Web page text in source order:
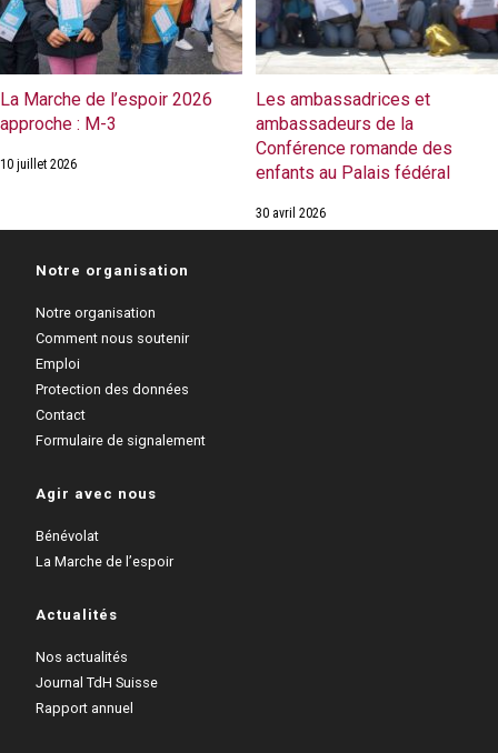
La Marche de l’espoir 2026
approche : M-3
10 juillet 2026
Les ambassadrices et
ambassadeurs de la
Conférence romande des
enfants au Palais fédéral
30 avril 2026
Notre organisation
Notre organisation
Comment nous soutenir
Emploi
Protection des données
Contact
Formulaire de signalement
Agir avec nous
Bénévolat
La Marche de l’espoir
Actualités
Nos actualités
Journal TdH Suisse
Rapport annuel